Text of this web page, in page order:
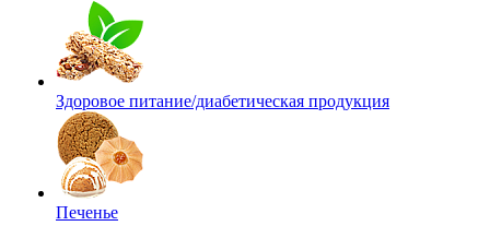
Здоровое питание/диабетическая продукция
Печенье